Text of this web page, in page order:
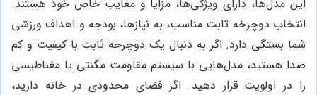
این مدل‌ها، دارای ویژگی‌ها، مزایا و معایب خاص خود هستند.
انتخاب دوچرخه ثابت مناسب، به نیازها، بودجه و اهداف ورزشی
شما بستگی دارد. اگر به دنبال یک دوچرخه ثابت با کیفیت و کم
صدا هستید، مدل‌هایی با سیستم مقاومت مگنتی یا مغناطیسی
را در اولویت قرار دهید. اگر فضای محدودی در خانه دارید،